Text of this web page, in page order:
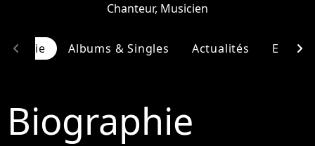
Chanteur, Musicien
Albums & Singles Actualités
chevron_left chevron_right
Biographie